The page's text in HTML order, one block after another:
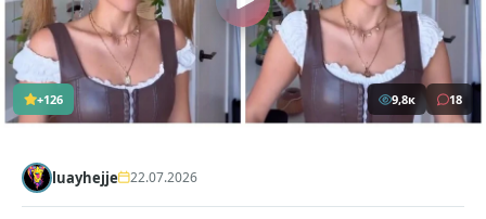
+126 9,8к 18
luayhejje 22.07.2026